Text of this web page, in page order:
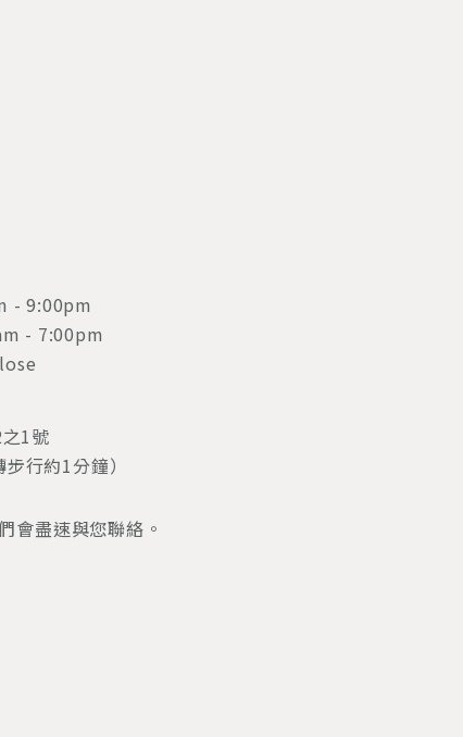
- 9:00pm
1號
行約1分鐘）
會盡速與您聯絡。